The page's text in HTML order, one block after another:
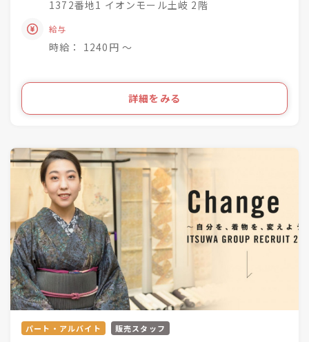
「いつ和」29店舗
「いつ和・ふるーれ」4店舗
「成人式サロンKiRARA（振袖専門）」 4店舗
「きものの相談窓口MATSUYA」1店舗
●・○・●・○・●・○・●・〇
お客様のそんな疑問や不安を解消して差し上げて
きものをより身近に、気軽に、そして楽しんで頂
ライフスタイルの多様化を実現するのが私たちの
1372番地1 イオンモール土岐 2階
給与
時給： 1240円 〜
詳細をみる
パート・アルバイト 販売スタッフ